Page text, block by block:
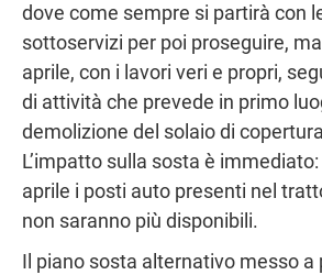
dove come sempre si partirà con
sottoservizi per poi proseguire,
aprile, con i lavori veri e propri,
di attività che prevede in primo
demolizione del solaio di
L’impatto sulla sosta è
aprile i posti auto presenti nel
non saranno più disponibili.
Il piano sosta alternativo messo a